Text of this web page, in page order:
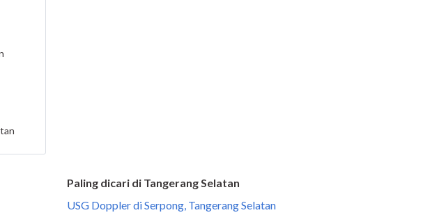
Paling dicari di Tangerang Selatan
USG Doppler di Serpong, Tangerang Selatan